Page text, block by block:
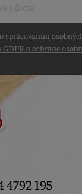
spracovaním
o ochrane
4792 195